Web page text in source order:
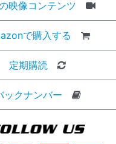
映像コンテンツ
で購入する
定期購読
ックナンバー